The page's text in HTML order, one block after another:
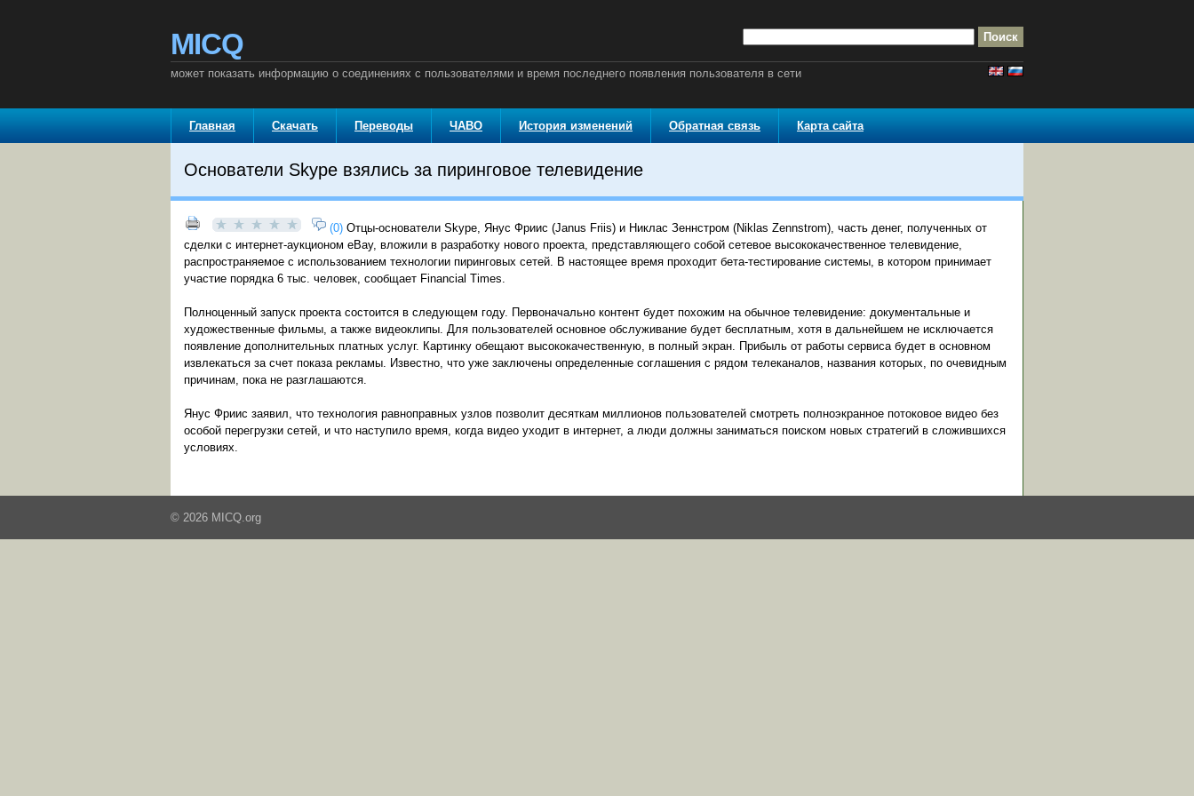
MICQ
может показать информацию о соединениях с пользователями и время последнего появления пользователя в сети
Главная Скачать Переводы ЧАВО История изменений Обратная связь Карта сайта
Основатели Skype взялись за пиринговое телевидение
(0) Отцы-основатели Skype, Янус Фриис (Janus Friis) и Никлас Зеннстром (Niklas Zennstrom), часть денег, полученных от
сделки с интернет-аукционом eBay, вложили в разработку нового проекта, представляющего собой сетевое высококачественное телевидение,
распространяемое с использованием технологии пиринговых сетей. В настоящее время проходит бета-тестирование системы, в котором принимает
участие порядка 6 тыс. человек, сообщает Financial Times.
Полноценный запуск проекта состоится в следующем году. Первоначально контент будет похожим на обычное телевидение: документальные и
художественные фильмы, а также видеоклипы. Для пользователей основное обслуживание будет бесплатным, хотя в дальнейшем не исключается
появление дополнительных платных услуг. Картинку обещают высококачественную, в полный экран. Прибыль от работы сервиса будет в основном
извлекаться за счет показа рекламы. Известно, что уже заключены определенные соглашения с рядом телеканалов, названия которых, по очевидным
причинам, пока не разглашаются.
Янус Фриис заявил, что технология равноправных узлов позволит десяткам миллионов пользователей смотреть полноэкранное потоковое видео без
особой перегрузки сетей, и что наступило время, когда видео уходит в интернет, а люди должны заниматься поиском новых стратегий в сложившихся
условиях.
© 2026 MICQ.org